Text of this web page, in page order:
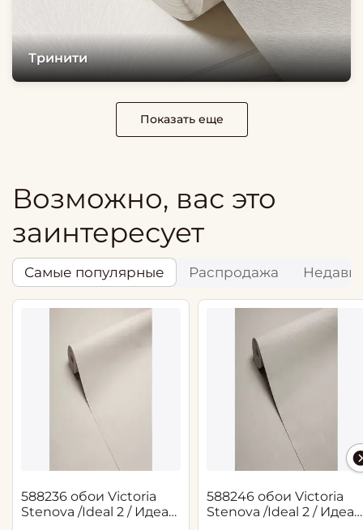
Тринити
Показать еще
Возможно, вас это
заинтересует
Самые популярные Распродажа
588236 обои Victoria
Stenova /Ideal 2 / Идеал
588246 обои Victoria
Stenova /Ideal 2 / Идеал